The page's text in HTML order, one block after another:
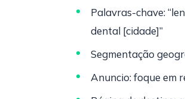
Palavras-chave:
dental [cidade]”
Segmentação
Anuncio: foque em